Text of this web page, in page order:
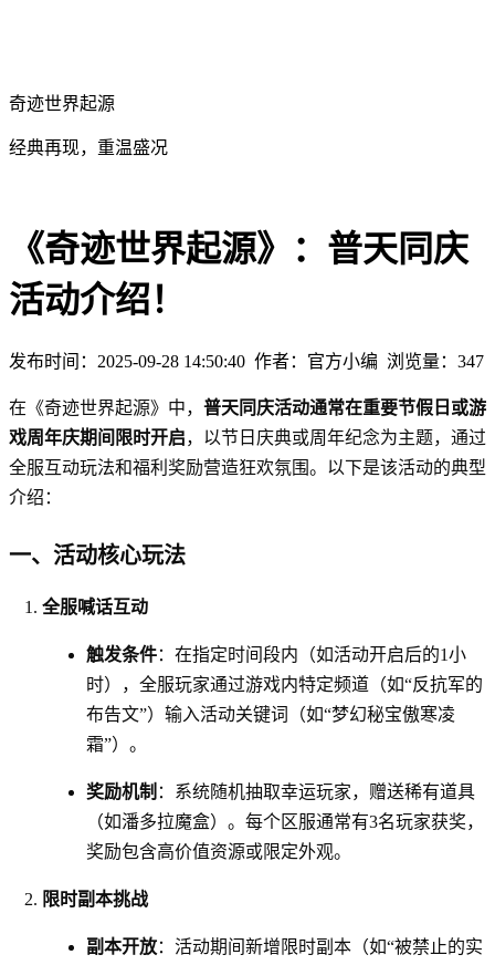
奇迹世界起源
经典再现，重温盛况
《奇迹世界起源》：普天同庆
活动介绍！
发布时间：2025-09-28 14:50:40 作者：官方小编 浏览量： 347
在《奇迹世界起源》中， 普天同庆活动通常在重要节假日或游
戏周年庆期间限时开启，以节日庆典或周年纪念为主题，通过
全服互动玩法和福利奖励营造狂欢氛围。以下是该活动的典型
介绍：
一、活动核心玩法
全服喊话互动
触发条件：在指定时间段内（如活动开启后的1小
时），全服玩家通过游戏内特定频道（如“反抗军的
布告文”）输入活动关键词（如“梦幻秘宝傲寒凌
霜”）。
奖励机制 ：系统随机抽取幸运玩家，赠送稀有道具
（如潘多拉魔盒）。每个区服通常有3名玩家获奖，
奖励包含高价值资源或限定外观。
限时副本挑战
副本开放：活动期间新增限时副本（如“被禁止的实